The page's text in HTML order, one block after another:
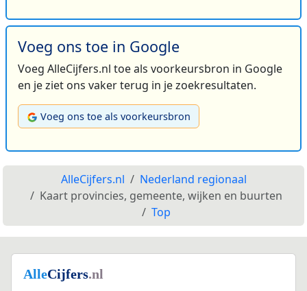
Voeg ons toe in Google
Voeg AlleCijfers.nl toe als voorkeursbron in Google
en je ziet ons vaker terug in je zoekresultaten.
Voeg ons toe als voorkeursbron
AlleCijfers.nl
Nederland regionaal
Kaart provincies, gemeente, wijken en buurten
Top